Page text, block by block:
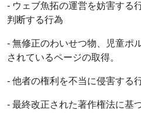
- ウェブ魚拓の運営を妨害する
判断する行為
- 無修正のわいせつ物、児童ポ
されているページの取得。
- 他者の権利を不当に侵害する
- 最終改正された著作権法に基